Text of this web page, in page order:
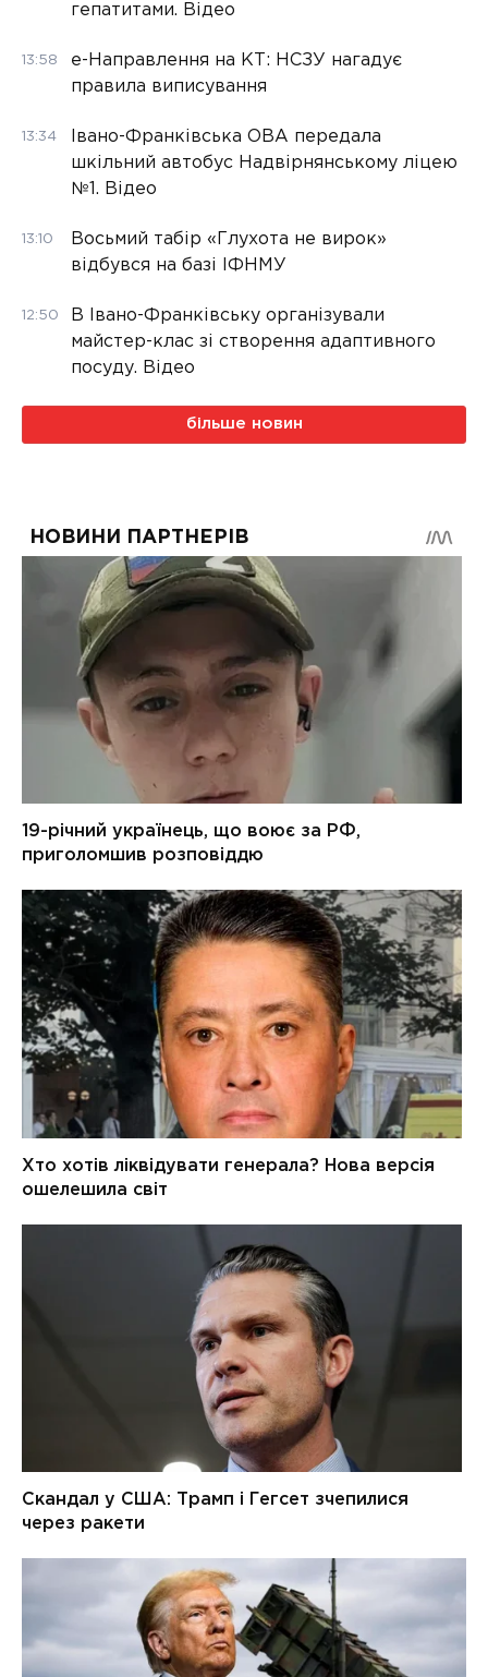
гепатитами. Відео
13:58
е-Направлення на КТ: НСЗУ нагадує
правила виписування
13:34
Івано-Франківська ОВА передала
шкільний автобус Надвірнянському ліцею
№1. Відео
13:10
Восьмий табір «Глухота не вирок»
відбувся на базі ІФНМУ
12:50
В Івано-Франківську організували
майстер-клас зі створення адаптивного
посуду. Відео
більше новин